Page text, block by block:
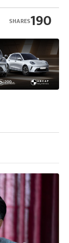
190
SHARES